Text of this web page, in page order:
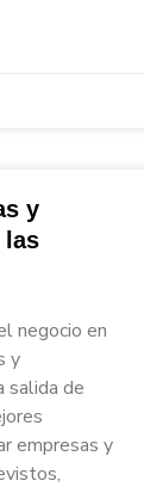
y
las
negocio en
y
salida de
empresas y